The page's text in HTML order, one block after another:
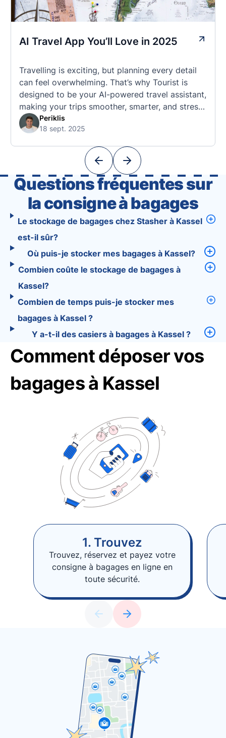
AI Travel App You’ll Love in 2025
Travelling is exciting, but planning every detail
can feel overwhelming. That’s why Tourist is
designed to be your AI-powered travel assistant,
making your trips smoother, smarter, and stress-
free. 🧭 What Makes the Tourist App Unique?
Unlike standard travel apps, Tourist combines
With Tourist, your trip planning becomes as
Periklis
18 sept. 2025
Questions fréquentes sur
la consigne à bagages
Le stockage de bagages chez Stasher à Kassel
est-il sûr?
Où puis-je stocker mes bagages à Kassel?
Combien coûte le stockage de bagages à
Kassel?
Combien de temps puis-je stocker mes
bagages à Kassel ?
Y a-t-il des casiers à bagages à Kassel ?
Comment déposer vos
bagages à Kassel
1. Trouvez
Trouvez, réservez et payez votre
consigne à bagages en ligne en
toute sécurité.